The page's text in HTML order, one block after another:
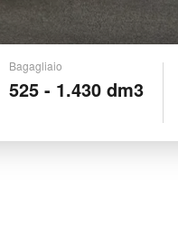
Bagagliaio
525 - 1.430 dm3